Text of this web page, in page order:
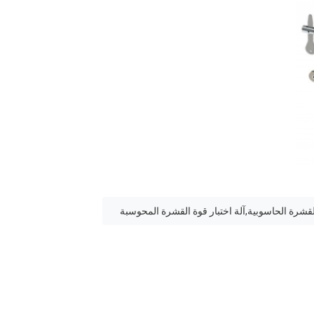
الحاسوبية,آلة اختبار قوة القشرة المحوسبة